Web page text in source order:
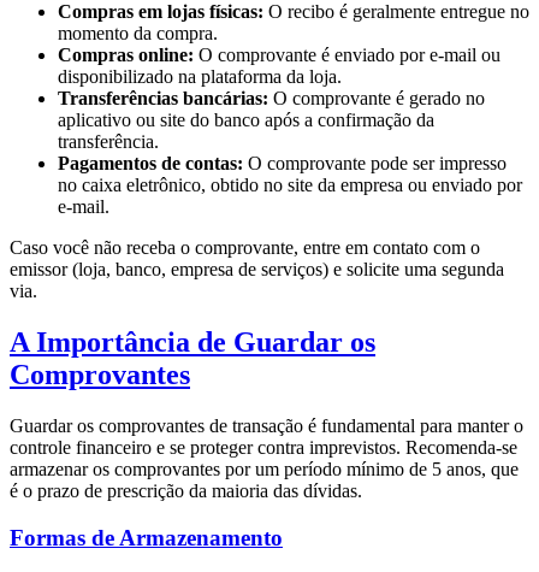
Compras em lojas físicas: O recibo é geralmente entregue no
momento da compra.
Compras online: O comprovante é enviado por e-mail ou
disponibilizado na plataforma da loja.
Transferências bancárias: O comprovante é gerado no
aplicativo ou site do banco após a confirmação da
transferência.
Pagamentos de contas: O comprovante pode ser impresso
no caixa eletrônico, obtido no site da empresa ou enviado por
e-mail.
Caso você não receba o comprovante, entre em contato com o
emissor (loja, banco, empresa de serviços) e solicite uma segunda
via.
A Importância de Guardar os
Comprovantes
Guardar os comprovantes de transação é fundamental para manter o
controle financeiro e se proteger contra imprevistos. Recomenda-se
armazenar os comprovantes por um período mínimo de 5 anos, que
é o prazo de prescrição da maioria das dívidas.
Formas de Armazenamento